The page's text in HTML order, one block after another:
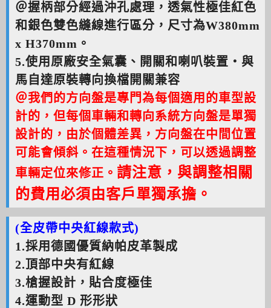
＠握柄部分經過沖孔處理，透氣性極佳紅色
和銀色雙色縫線進行區分，尺寸為W380mm
x H370mm。
5.使用原廠安全氣囊、開關和喇叭裝置・與
馬自達原裝轉向換檔開關兼容
＠我們的方向盤是專門為每個適用的車型設
計的，但每個車輛和轉向系統方向盤是單獨
設計的，由於個體差異，方向盤在中間位置
可能會傾斜。在這種情況下，可以透過調整
車輛定位來修正。 請注意，與調整相關
的費用必須由客戶單獨承擔。
(全皮帶中央紅線款式)
1.採用德國優質納帕皮革製成
2.頂部中央有紅線
3.槍握設計，貼合度極佳
4.運動型 D 形形狀